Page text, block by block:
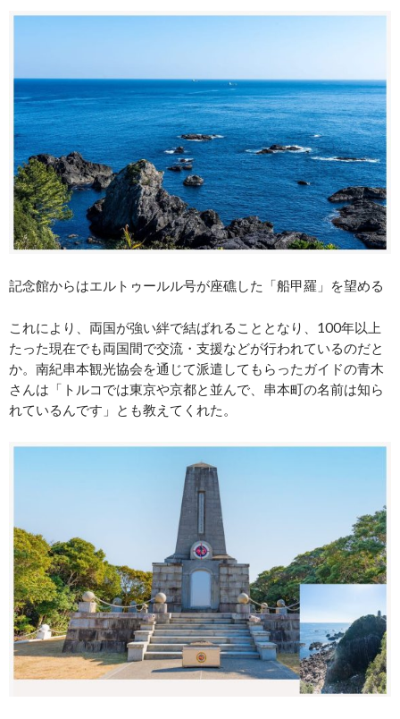
記念館からはエルトゥールル号が座礁した「船甲羅」を望める
これにより、両国が強い絆で結ばれることとなり、100年以上
たった現在でも両国間で交流・支援などが行われているのだと
か。南紀串本観光協会を通じて派遣してもらったガイドの青木
さんは「トルコでは東京や京都と並んで、串本町の名前は知ら
れているんです」とも教えてくれた。